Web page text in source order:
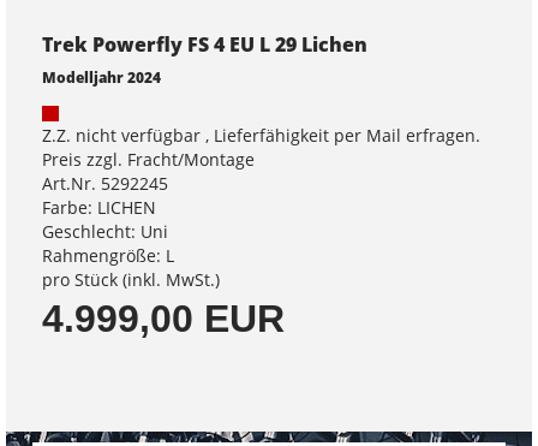
Trek Powerfly FS 4 EU L 29 Lichen
Modelljahr 2024
Z.Z. nicht verfügbar , Lieferfähigkeit per Mail erfragen.
Preis zzgl. Fracht/Montage
Art.Nr. 5292245
Farbe: LICHEN
Geschlecht: Uni
Rahmengröße: L
pro Stück (inkl. MwSt.)
4.999,00 EUR